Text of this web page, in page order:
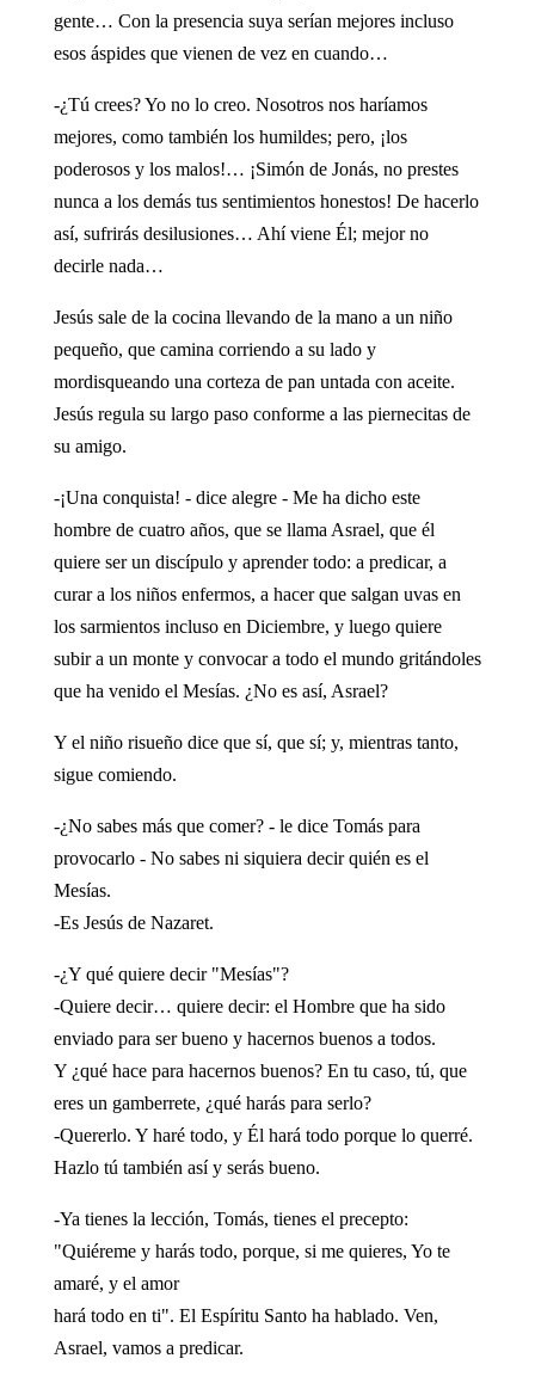
gente… Con la presencia suya serían mejores incluso
esos áspides que vienen de vez en cuando…
-¿Tú crees? Yo no lo creo. Nosotros nos haríamos
mejores, como también los humildes; pero, ¡los
poderosos y los malos!… ¡Simón de Jonás, no prestes
nunca a los demás tus sentimientos honestos! De hacerlo
así, sufrirás desilusiones… Ahí viene Él; mejor no
decirle nada…
Jesús sale de la cocina llevando de la mano a un niño
pequeño, que camina corriendo a su lado y
mordisqueando una corteza de pan untada con aceite.
Jesús regula su largo paso conforme a las piernecitas de
su amigo.
-¡Una conquista! - dice alegre - Me ha dicho este
hombre de cuatro años, que se llama Asrael, que él
quiere ser un discípulo y aprender todo: a predicar, a
curar a los niños enfermos, a hacer que salgan uvas en
los sarmientos incluso en Diciembre, y luego quiere
subir a un monte y convocar a todo el mundo gritándoles
que ha venido el Mesías. ¿No es así, Asrael?
Y el niño risueño dice que sí, que sí; y, mientras tanto,
sigue comiendo.
-¿No sabes más que comer? - le dice Tomás para
provocarlo - No sabes ni siquiera decir quién es el
Mesías.
-Es Jesús de Nazaret.
-¿Y qué quiere decir "Mesías"?
-Quiere decir… quiere decir: el Hombre que ha sido
enviado para ser bueno y hacernos buenos a todos.
Y ¿qué hace para hacernos buenos? En tu caso, tú, que
eres un gamberrete, ¿qué harás para serlo?
-Quererlo. Y haré todo, y Él hará todo porque lo querré.
Hazlo tú también así y serás bueno.
-Ya tienes la lección, Tomás, tienes el precepto:
"Quiéreme y harás todo, porque, si me quieres, Yo te
amaré, y el amor
hará todo en ti". El Espíritu Santo ha hablado. Ven,
Asrael, vamos a predicar.